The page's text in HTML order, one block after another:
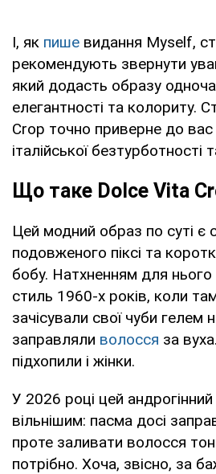
І, як пише видання Myself,
рекомендують звернути
який додасть образу
елегантності та колориту.
Crop точно приверне до
італійської безтурботності
Що таке Dolce Vita
Цей модний образ по суті є
подовженого піксі та
бобу. Натхненням для нього
стиль 1960-х років, коли
зачісували свої чуби гелем
заправляли волосся за
підхопили і жінки.
У 2026 році цей
вільнішим: пасма досі
проте заливати волосся
потрібно. Хоча, звісно, за